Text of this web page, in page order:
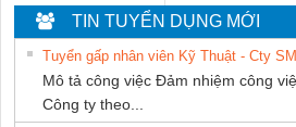
KTECH VIỆT
NAM
Ba Miền
TIN TUYỂN DỤNG MỚI
Tuyển gấp nhân viên Kỹ Thuật - Cty
Mô tả công việc Đảm nhiệm công
Công ty theo...